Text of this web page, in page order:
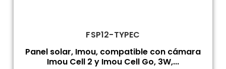
FSP12-TYPEC
Panel solar, Imou, compatible con cámara
Imou Cell 2 y Imou Cell Go, 3W,...